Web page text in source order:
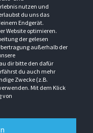
nutzen und
du uns das
Endgerät.
Website optimieren.
der gelesen
außerhalb der
dir bitte den dafür
du auch mehr
Zwecke (z.B.
Mit dem Klick
von
Impressum